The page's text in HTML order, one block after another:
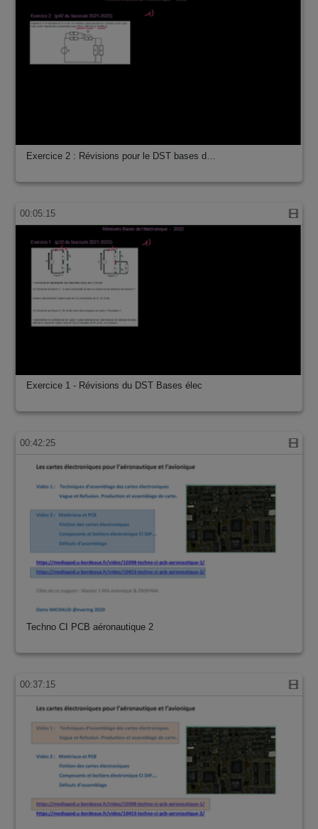
Exercice 2 : Révisions pour le DST bases d…
00:05:15
Exercice 1 - Révisions du DST Bases élec
00:42:25
Techno CI PCB aéronautique 2
00:37:15